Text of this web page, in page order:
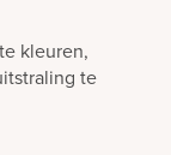
kleuren,
te